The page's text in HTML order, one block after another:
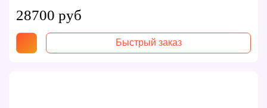
28700 руб
Быстрый заказ